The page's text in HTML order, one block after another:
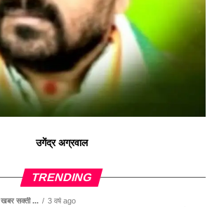
उगेंद्र अग्रवाल
TRENDING
खबर सक्ती ... 3 वर्ष ago